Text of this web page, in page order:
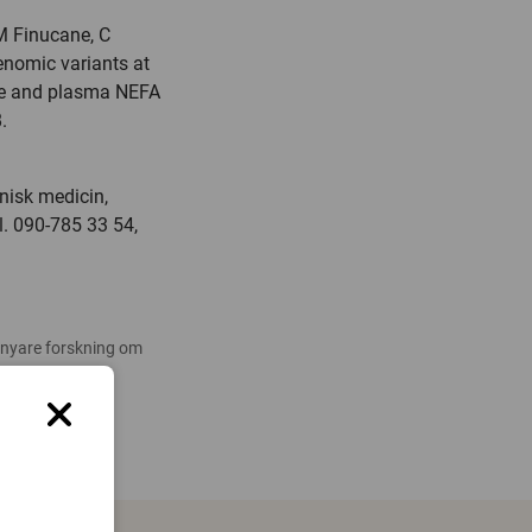
Finucane, C
variants at
and plasma NEFA
medicin,
090-785 33 54,
forskning om